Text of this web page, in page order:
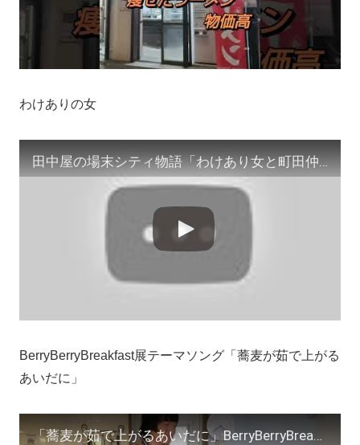
わけありの女
田中屋の場末シティ物語「わけあり女と町田仲見世を歩く」作/田中宏明 #shorts #わけありの女 #町田
BerryBerryBreakfast展テーマソング「蕎麦が茹で上がる
あいだに」
「蕎麦が茹で上がるあいだに」BerryBerryBreakfast展テーマ曲